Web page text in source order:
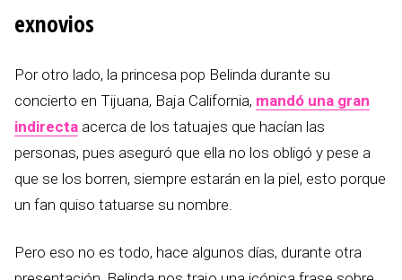
exnovios
Por otro lado, la princesa pop Belinda durante su
concierto en Tijuana, Baja California, mandó una gran
indirecta acerca de los tatuajes que hacían las
personas, pues aseguró que ella no los obligó y pese a
que se los borren, siempre estarán en la piel, esto porque
un fan quiso tatuarse su nombre.
Pero eso no es todo, hace algunos días, durante otra